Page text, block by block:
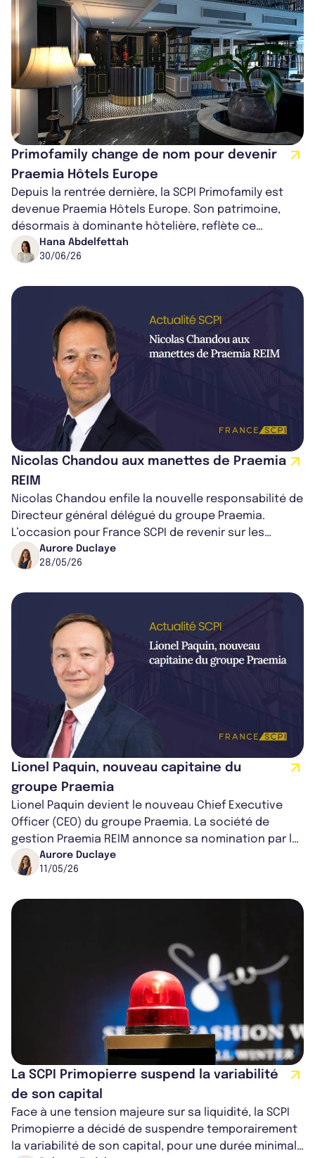
Primofamily change de nom pour devenir
Praemia Hôtels Europe
Depuis la rentrée dernière, la SCPI Primofamily est
devenue Praemia Hôtels Europe. Son patrimoine,
désormais à dominante hôtelière, reflète ce
changement de nom, lui-même lié à cel...
Hana Abdelfettah
30/06/26
Nicolas Chandou aux manettes de Praemia
REIM
Nicolas Chandou enfile la nouvelle responsabilité de
Directeur général délégué du groupe Praemia.
L’occasion pour France SCPI de revenir sur les
statuts de la direction.
Aurore Duclaye
28/05/26
Lionel Paquin, nouveau capitaine du
groupe Praemia
Lionel Paquin devient le nouveau Chief Executive
Officer (CEO) du groupe Praemia. La société de
gestion Praemia REIM annonce sa nomination par le
conseil de surveillance ; il occup...
Aurore Duclaye
11/05/26
La SCPI Primopierre suspend la variabilité
de son capital
Face à une tension majeure sur sa liquidité, la SCPI
Primopierre a décidé de suspendre temporairement
la variabilité de son capital, pour une durée minimale